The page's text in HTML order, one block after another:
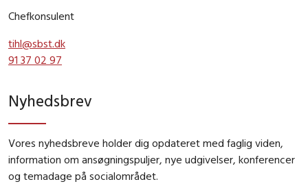
Chefkonsulent
tihl@sbst.dk
91 37 02 97
Nyhedsbrev
Vores nyhedsbreve holder dig opdateret med faglig viden,
information om ansøgningspuljer, nye udgivelser, konferencer
og temadage på socialområdet.